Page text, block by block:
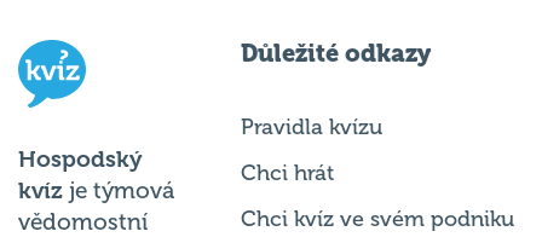
Hospodský
kvíz je týmová
vědomostní
Důležité odkazy
Pravidla kvízu
Chci hrát
Chci kvíz ve svém podniku